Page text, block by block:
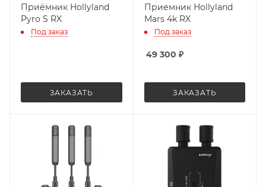
Приёмник Hollyland
Pyro S RX
Под заказ
ЗАКАЗАТЬ
Приемник Hollyland
Mars 4k RX
Под заказ
49 300 ₽
ЗАКАЗАТЬ